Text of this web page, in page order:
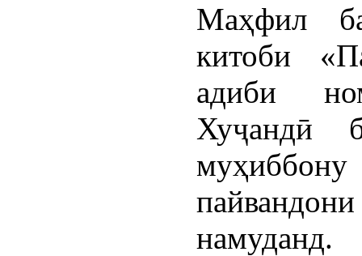
Маҳфил
китоби
адиби
Хуҷандӣ
намуданд.